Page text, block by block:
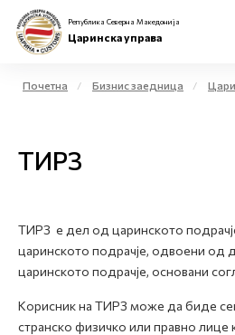
Бизнис заедница
Е-Царина
Медиа центар
Република Северна Македонија
Царинска управа
Почетна Бизнис заедница
ТИРЗ
ТИРЗ е дел од царинското
царинското подрачје, одвоени од
царинското подрачје, основани
Корисник на ТИРЗ може да биде
странско физичко или правно лице